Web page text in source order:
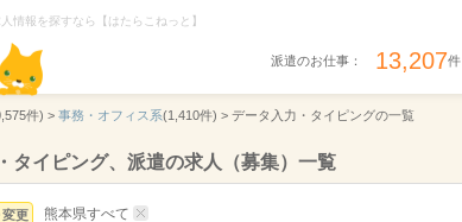
情報を探すなら【はたらこねっと】
派遣のお仕事： 13,207件
件) > 事務・オフィス系(1,410件) > データ入力・タイピングの一覧
タイピング、派遣の求人（募集）一覧
変更 熊本県すべて